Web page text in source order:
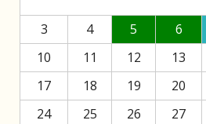
3
4 5 6
10
11 12 13
17
18 19 20
24
25 26 27